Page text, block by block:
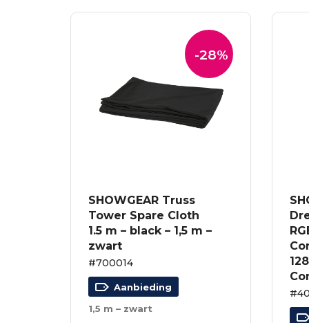
-28%
SHOWGEAR Truss
Tower Spare Cloth
1.5 m – black – 1,5 m –
zwart
#700014
Aanbieding
1,5 m – zwart